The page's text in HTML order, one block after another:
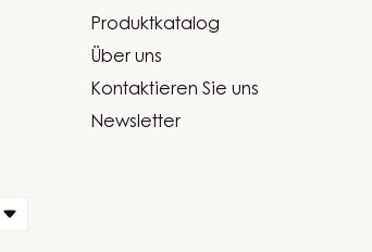
Footer
Carma
Produktkatalog
Über uns
Kontaktieren Sie uns
Newsletter